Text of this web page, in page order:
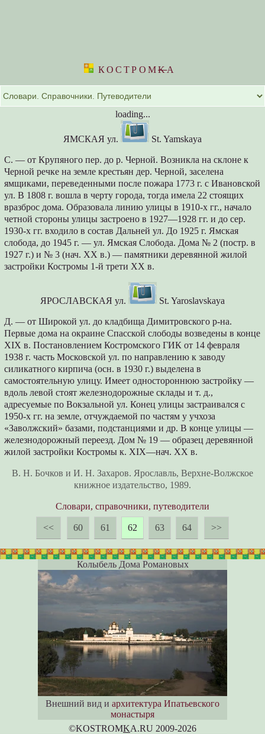
КОСТРОМKА
loading...
ЯМСКАЯ ул. St. Yamskaya
С. — от Крупяного пер. до р. Черной. Возникла на склоне к
Черной речке на земле крестьян дер. Черной, заселена
ямщиками, переведенными после пожара 1773 г. с Ивановской
ул. В 1808 г. вошла в черту города, тогда имела 22 стоящих
вразброс дома. Образовала линию улицы в 1910-х гг., начало
четной стороны улицы застроено в 1927—1928 гг. и до сер.
1930-х гг. входило в состав Дальней ул. До 1925 г. Ямская
слобода, до 1945 г. — ул. Ямская Слобода. Дома № 2 (постр. в
1927 г.) и № 3 (нач. XX в.) — памятники деревянной жилой
застройки Костромы 1-й трети XX в.
ЯРОСЛАВСКАЯ ул. St. Yaroslavskaya
Д. — от Широкой ул. до кладбища Димитровского р-на.
Первые дома на окраине Спасской слободы возведены в конце
XIX в. Постановлением Костромского ГИК от 14 февраля
1938 г. часть Московской ул. по направлению к заводу
силикатного кирпича (осн. в 1930 г.) выделена в
самостоятельную улицу. Имеет одностороннюю застройку —
вдоль левой стоят железнодорожные склады и т. д.,
адресуемые по Вокзальной ул. Конец улицы застраивался с
1950-х гг. на земле, отчуждаемой по частям у учхоза
«Заволжский» базами, подстанциями и др. В конце улицы —
железнодорожный переезд. Дом № 19 — образец деревянной
жилой застройки Костромы к. XIX—нач. XX в.
В. Н. Бочков и И. Н. Захаров. Ярославль, Верхне-Волжское
книжное издательство, 1989.
Словари, справочники, путеводители
<< 60 61 62 63 64 >>
Колыбель Дома Романовых
Внешний вид и архитектура Ипатьевского
монастыря
©KOSTROMKA.RU 2009-2026